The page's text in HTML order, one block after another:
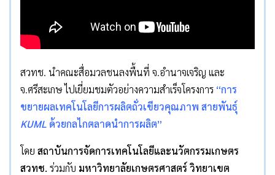
สวทช. นำคณะสื่อมวลชนลงพื้นที่ จ.อำนาจเจริญ และ
จ.ศรีสะเกษ ไปเยี่ยมชมตัวอย่างความสำเร็จโครงการ “การ
ขยายผลเทคโนโลยีการผลิตถั่วเขียวคุณภาพ สายพันธุ์
KUML ด้วยกลไกตลาดนำการผลิต”
โดย สถาบันการจัดการเทคโนโลยีและนวัตกรรมเกษตร
สวทช. ร่วมกับ มหาวิทยาลัยเกษตรศาสตร์ วิทยาเขต